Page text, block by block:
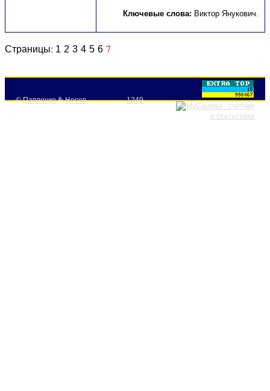
Ключевые слова: Виктор Янукович
Страницы: 1 2 3 4 5 6 7
©Павленко&Носов 1249